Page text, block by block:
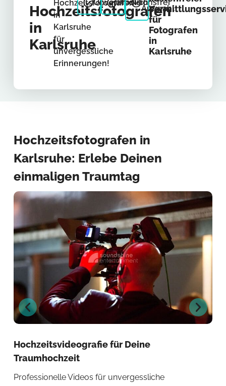
Hochzeitsfotografen
in
Karlsruhe
Hochzeitsfotografen
in
Karlsruhe
für
unvergessliche
Erinnerungen!
Unverbindlich
Provisionsfrei
Auswahl
für
Fotografen
in
Karlsruhe
Hochzeitsfotografen in
Karlsruhe: Erlebe Deinen
einmaligen Traumtag
Hochzeitsvideografie für Deine
Traumhochzeit
Professionelle Videos für unvergessliche